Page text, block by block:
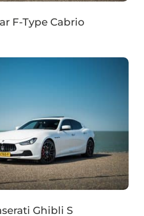
F-Type Cabrio
Ghibli S